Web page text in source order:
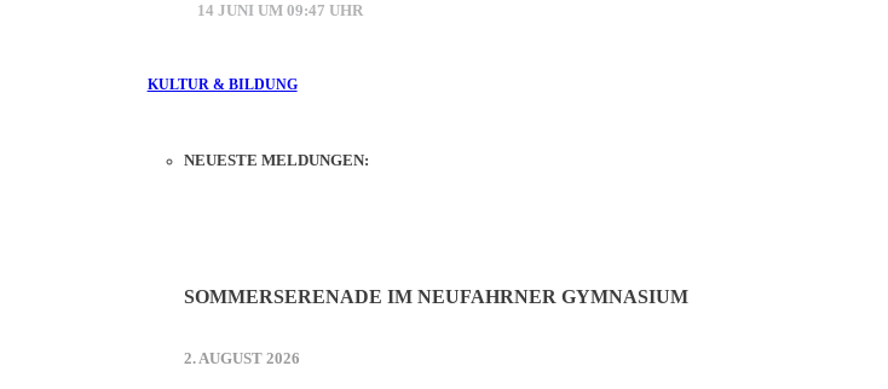
14 JUNI UM 09:47 UHR
KULTUR & BILDUNG
NEUESTE MELDUNGEN:
SOMMERSERENADE IM NEUFAHRNER GYMNASIUM
2. AUGUST 2026